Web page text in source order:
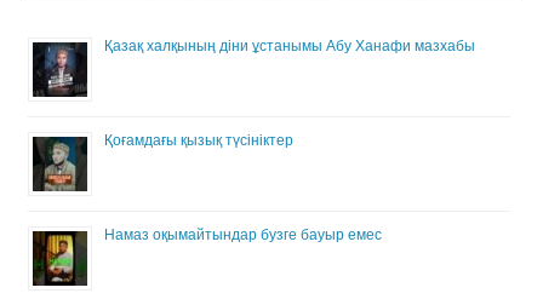
Қазақ халқының діни ұстанымы Абу Ханафи мазхабы
Қоғамдағы қызық түсініктер
Намаз оқымайтындар бузге бауыр емес